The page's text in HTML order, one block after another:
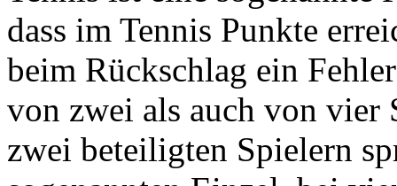
dass im Tennis Punkte
beim Rückschlag ein
von zwei als auch von vier
zwei beteiligten Spielern